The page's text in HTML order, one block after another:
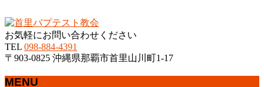
お気軽にお問い合わせください
TEL 098-884-4391
〒903-0825 沖縄県那覇市首里山川町1-17
MENU